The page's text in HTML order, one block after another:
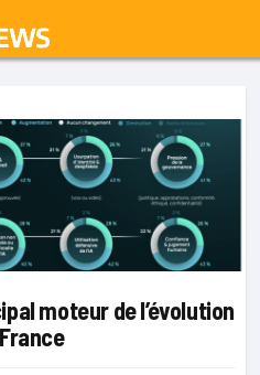
moteur de l’évolution